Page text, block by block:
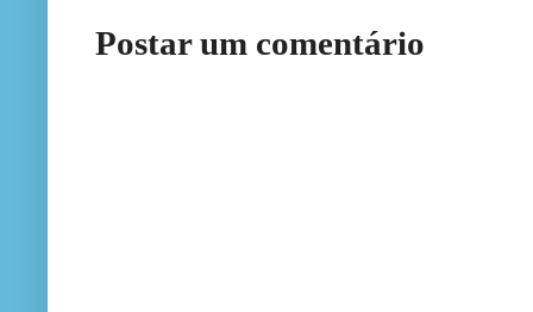
Postar um comentário